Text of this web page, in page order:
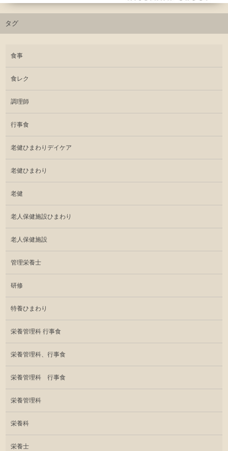
タグ
食事
食レク
調理師
行事食
老健ひまわりデイケア
老健ひまわり
老健
老人保健施設ひまわり
老人保健施設
管理栄養士
研修
特養ひまわり
栄養管理科 行事食
栄養管理科、行事食
栄養管理科 行事食
栄養管理科
栄養科
栄養士